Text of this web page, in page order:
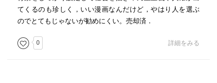
てくるのも珍しく，いい漫画なんだけど，やはり人を選ぶ
のでとてもじゃないが勧めにくい。売却済．
0 詳細をみる